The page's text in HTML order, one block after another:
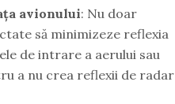
avionului: Nu doar
să minimizeze reflexia
de intrare a aerului sau
a nu crea reflexii de radar